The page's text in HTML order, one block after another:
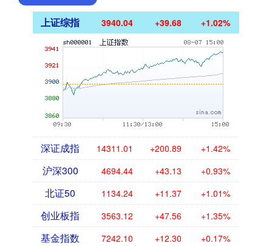
上证综指 3940.04 +39.68 +1.02%
深证成指 14311.01 +200.89 +1.42%
沪深300 4694.44 +43.13 +0.93%
北证50 1134.24 +11.37 +1.01%
创业板指 3563.12 +47.56 +1.35%
基金指数 7242.10 +12.30 +0.17%